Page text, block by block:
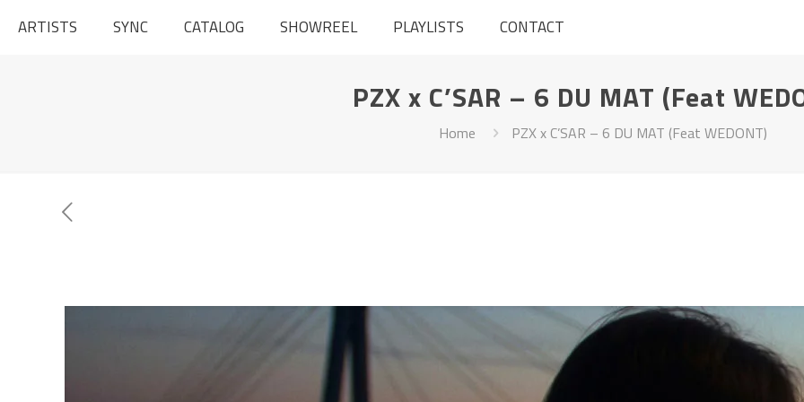
ARTISTS SYNC CATALOG SHOWREEL PLAYLISTS CONTACT
PZX x C’SAR – 6 DU MAT (Feat
Home PZX x C’SAR – 6 DU MAT (Feat WEDONT)